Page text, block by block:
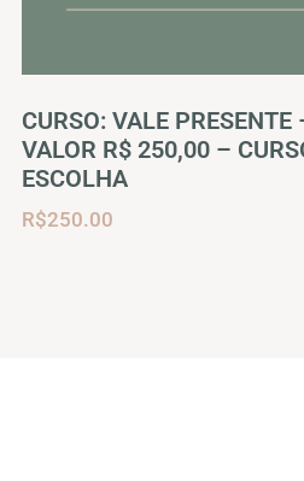
CURSO: VALE PRESENTE
VALOR R$ 250,00 –
ESCOLHA
R$250.00